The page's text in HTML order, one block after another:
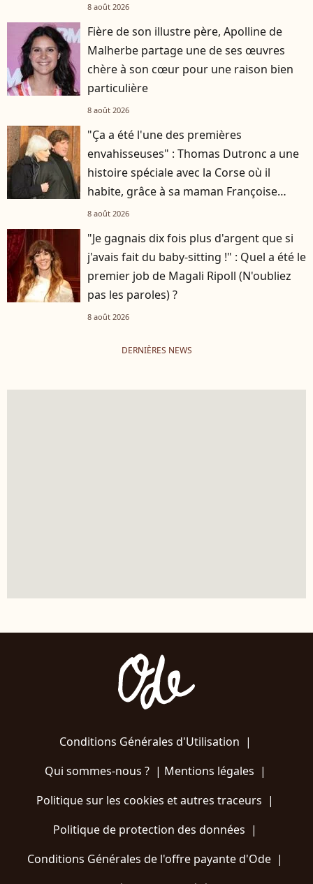
8 août 2026
Fière de son illustre père, Apolline de
Malherbe partage une de ses œuvres
chère à son cœur pour une raison bien
particulière
8 août 2026
"Ça a été l'une des premières
envahisseuses" : Thomas Dutronc a une
histoire spéciale avec la Corse où il
habite, grâce à sa maman Françoise
Hardy
8 août 2026
"Je gagnais dix fois plus d'argent que si
j'avais fait du baby-sitting !" : Quel a été le
premier job de Magali Ripoll (N'oubliez
pas les paroles) ?
8 août 2026
DERNIÈRES NEWS
Conditions Générales d'Utilisation |
Qui sommes-nous ?| Mentions légales |
Politique sur les cookies et autres traceurs |
Politique de protection des données |
Conditions Générales de l'offre payante d'Ode |